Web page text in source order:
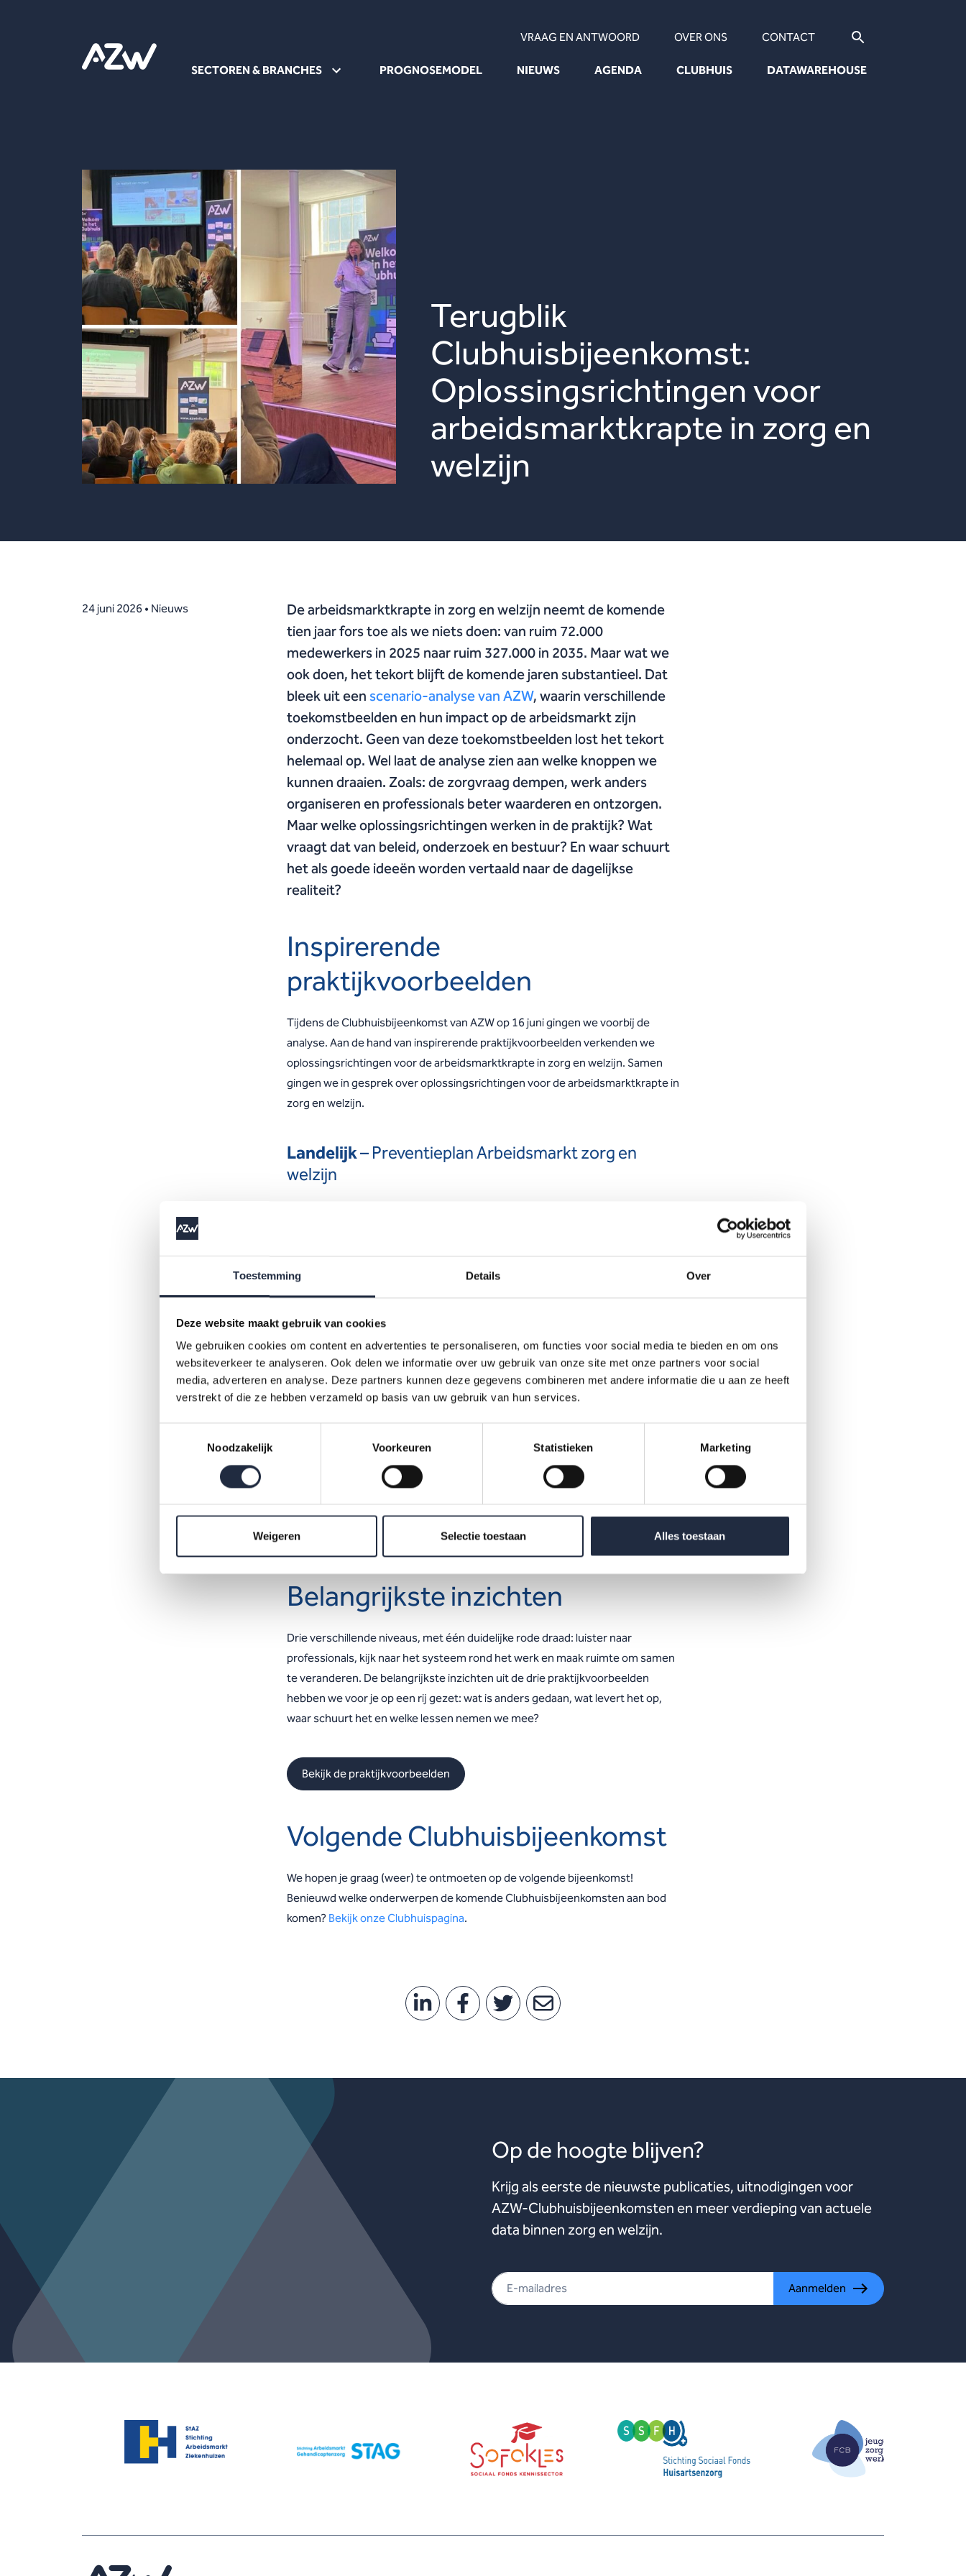
Toestemming Details Over
Deze website maakt gebruik van cookies
We gebruiken cookies om content en advertenties te personaliseren, om functies voor social media te bieden en om ons
websiteverkeer te analyseren. Ook delen we informatie over uw gebruik van onze site met onze partners voor social
media, adverteren en analyse. Deze partners kunnen deze gegevens combineren met andere informatie die u aan ze heeft
verstrekt of die ze hebben verzameld op basis van uw gebruik van hun services.
Noodzakelijk
Voorkeuren Statistieken Marketing
Weigeren Selectie toestaan Alles toestaan
SECTOREN & BRANCHES PROGNOSEMODEL NIEUWS AGENDA CLUBHUIS DATAWAREHOUSE
VRAAG EN ANTWOORD OVER ONS CONTACT
Terugblik
Clubhuisbijeenkomst:
Oplossingsrichtingen voor
arbeidsmarktkrapte in zorg en
welzijn
24 juni 2026 • Nieuws
De arbeidsmarktkrapte in zorg en welzijn neemt de komende
tien jaar fors toe als we niets doen: van ruim 72.000
medewerkers in 2025 naar ruim 327.000 in 2035. Maar wat we
ook doen, het tekort blijft de komende jaren substantieel. Dat
bleek uit een scenario-analyse van AZW, waarin verschillende
toekomstbeelden en hun impact op de arbeidsmarkt zijn
onderzocht. Geen van deze toekomstbeelden lost het tekort
helemaal op. Wel laat de analyse zien aan welke knoppen we
kunnen draaien. Zoals: de zorgvraag dempen, werk anders
organiseren en professionals beter waarderen en ontzorgen.
Maar welke oplossingsrichtingen werken in de praktijk? Wat
vraagt dat van beleid, onderzoek en bestuur? En waar schuurt
het als goede ideeën worden vertaald naar de dagelijkse
realiteit?
Inspirerende
praktijkvoorbeelden
Tijdens de Clubhuisbijeenkomst van AZW op 16 juni gingen we voorbij de
analyse. Aan de hand van inspirerende praktijkvoorbeelden verkenden we
oplossingsrichtingen voor de arbeidsmarktkrapte in zorg en welzijn. Samen
gingen we in gesprek over oplossingsrichtingen voor de arbeidsmarktkrapte in
zorg en welzijn.
Landelijk– Preventieplan Arbeidsmarkt zorg en
welzijn
met medewerkers geeft betekenis.
Regionaal– Samen ZoeterMeer Gezond
Bregje Thomassen vanSamen ZoeterMeer Gezondnam ons mee in wat
regionale samenwerking vraagt: vertrouwen, transparantie en soms de
bereidheid om het gezamenlijke belang boven het eigen organisatiebelang te
– Create4Care – Erasmus MC
werkvloer ontstaat wanneer zorgprofessionals ruimte krijgen om zelf
oplossingen te ontwikkelen.
Belangrijkste inzichten
Drie verschillende niveaus, met één duidelijke rode draad: luister naar
professionals, kijk naar het systeem rond het werk en maak ruimte om samen
te veranderen. De belangrijkste inzichten uit de drie praktijkvoorbeelden
hebben we voor je op een rij gezet: wat is anders gedaan, wat levert het op,
waar schuurt het en welke lessen nemen we mee?
Bekijk de praktijkvoorbeelden
Volgende Clubhuisbijeenkomst
We hopen je graag (weer) te ontmoeten op de volgende bijeenkomst!
Benieuwd welke onderwerpen de komende Clubhuisbijeenkomsten aan bod
komen? Bekijk onze Clubhuispagina.
Op de hoogte blijven?
Krijg als eerste de nieuwste publicaties, uitnodigingen voor
AZW-Clubhuisbijeenkomsten en meer verdieping van actuele
data binnen zorg en welzijn.
Aanmelden